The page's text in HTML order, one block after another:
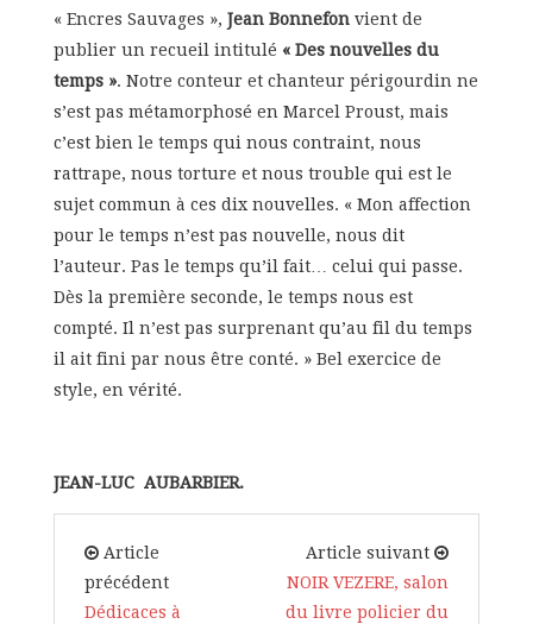
« Encres Sauvages », Jean Bonnefon vient de
publier un recueil intitulé « Des nouvelles du
temps ». Notre conteur et chanteur périgourdin ne
s’est pas métamorphosé en Marcel Proust, mais
c’est bien le temps qui nous contraint, nous
rattrape, nous torture et nous trouble qui est le
sujet commun à ces dix nouvelles. « Mon affection
pour le temps n’est pas nouvelle, nous dit
l’auteur. Pas le temps qu’il fait… celui qui passe.
Dès la première seconde, le temps nous est
compté. Il n’est pas surprenant qu’au fil du temps
il ait fini par nous être conté. » Bel exercice de
style, en vérité.
JEAN-LUC AUBARBIER.
Article
précédent
Dédicaces à
Article suivant
NOIR VEZERE, salon
du livre policier du